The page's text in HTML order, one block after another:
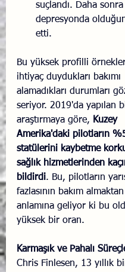
suçlandı. Daha sonra
depresyonda
etti.
Bu yüksek profilli
ihtiyaç duydukları bakımı
alamadıkları durumları
seriyor. 2019'da yapılan
araştırmaya göre, Kuzey
Amerika'daki pilotların
statülerini kaybetme
sağlık hizmetlerinden
bildirdi. Bu, pilotların
fazlasının bakım
anlamına geliyor ki bu
yüksek bir oran.
Karmaşık ve Pahalı
Chris Finlesen, 13 yıllık